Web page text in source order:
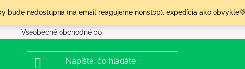
bude nedostupná (na email reagujeme nonstop), expedícia ako
Všeobecné obchodné podmienky